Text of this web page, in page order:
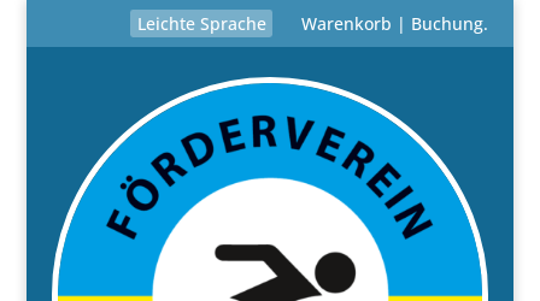
Leichte Sprache Warenkorb | Buchung.